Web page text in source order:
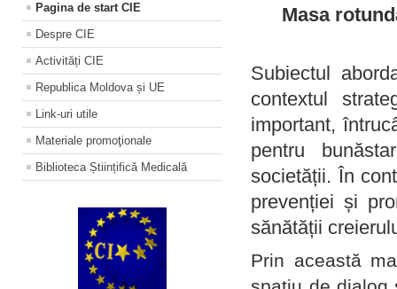
Pagina de start CIE
Despre CIE
Activități CIE
Republica Moldova și UE
Link-uri utile
Materiale promoţionale
Biblioteca Științifică Medicală
Masa
Subiectul
contextul
important,
pentru
societății. În
prevenției și
sănătății
Prin această